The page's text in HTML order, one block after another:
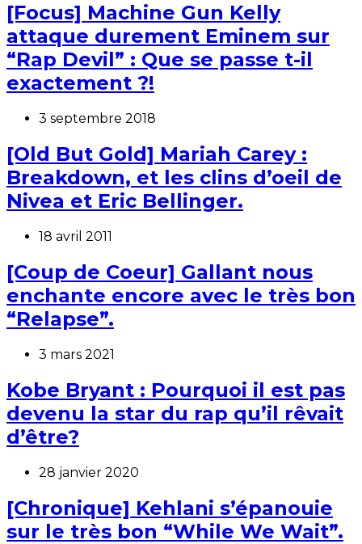
[Focus] Machine Gun Kelly
attaque durement Eminem sur
“Rap Devil” : Que se passe t-il
exactement ?!
3 septembre 2018
[Old But Gold] Mariah Carey :
Breakdown, et les clins d’oeil de
Nivea et Eric Bellinger.
18 avril 2011
[Coup de Coeur] Gallant nous
enchante encore avec le très bon
“Relapse”.
3 mars 2021
Kobe Bryant : Pourquoi il est pas
devenu la star du rap qu’il rêvait
d’être?
28 janvier 2020
[Chronique] Kehlani s’épanouie
sur le très bon “While We Wait”.